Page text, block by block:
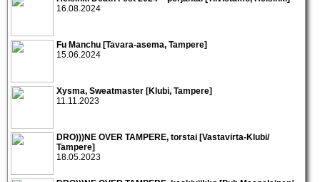
16.08.2024
Fu Manchu [Tavara-asema, Tampere]
15.06.2024
Xysma, Sweatmaster [Klubi, Tampere]
11.11.2023
DRO)))NE OVER TAMPERE, torstai [Vastavirta-Klubi/
Tampere]
18.05.2023